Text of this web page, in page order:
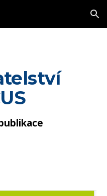
Skip to navigation